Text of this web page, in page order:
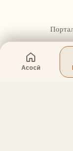
Асосӣ